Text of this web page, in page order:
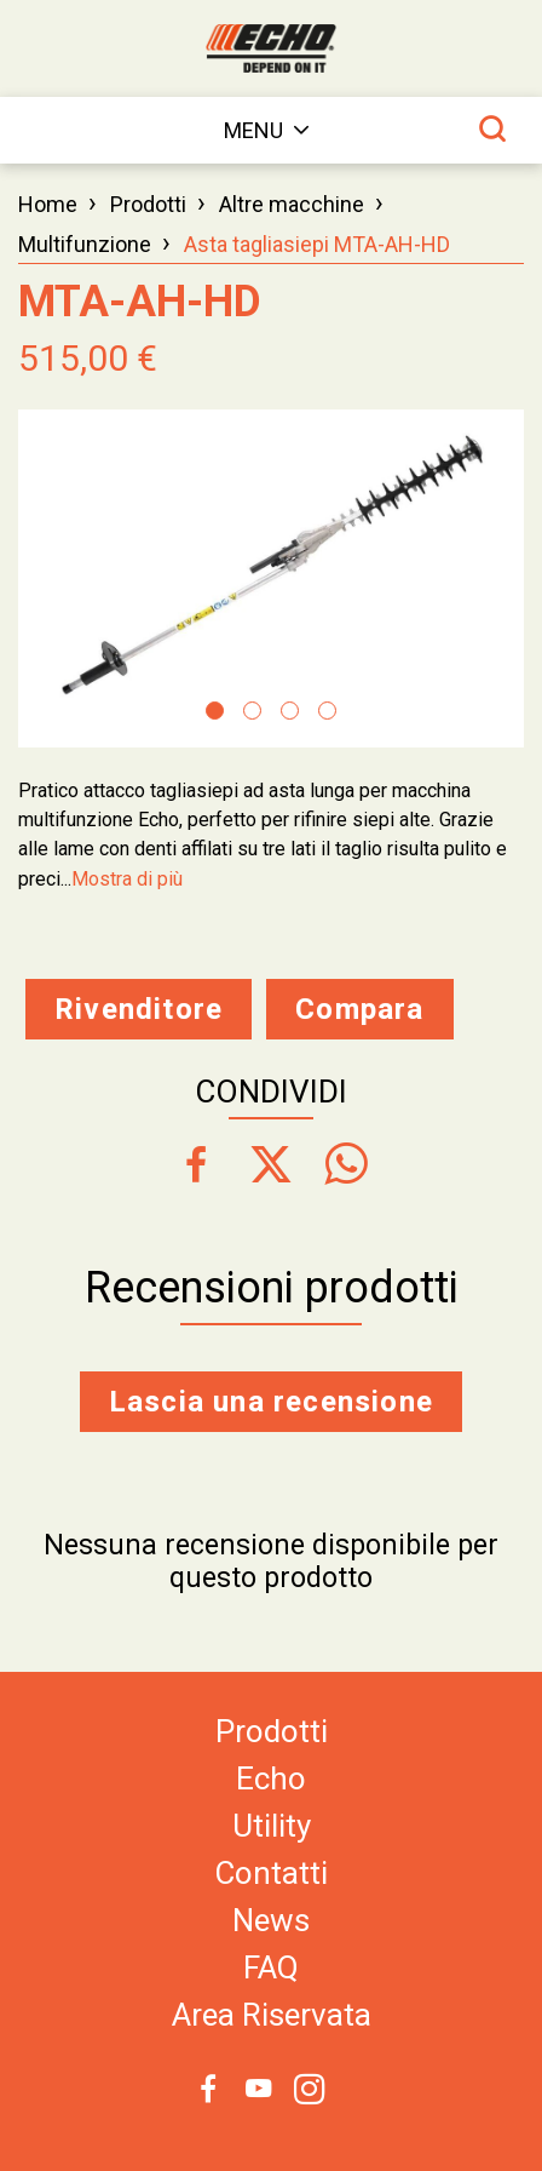
MENU
Home › Prodotti › Altre macchine ›
Multifunzione › Asta tagliasiepi MTA-AH-HD
MTA-AH-HD
515,00 €
Pratico attacco tagliasiepi ad asta lunga per macchina
multifunzione Echo, perfetto per rifinire siepi alte. Grazie
alle lame con denti affilati su tre lati il taglio risulta pulito e
preci... Mostra di più
Rivenditore Compara
CONDIVIDI
Recensioni prodotti
Lascia una recensione
Nessuna recensione disponibile per
questo prodotto
Prodotti
Echo
Utility
Contatti
News
FAQ
Area Riservata